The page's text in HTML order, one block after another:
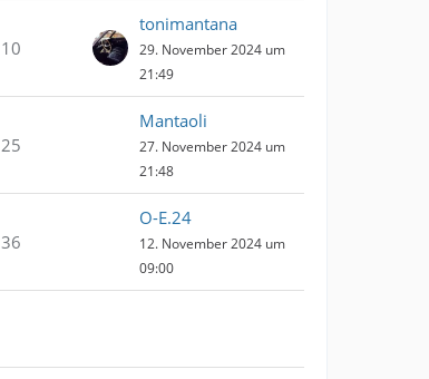
10
tonimantana
29. November 2024 um
21:49
25
Mantaoli
27. November 2024 um
21:48
36
O-E.24
12. November 2024 um
09:00